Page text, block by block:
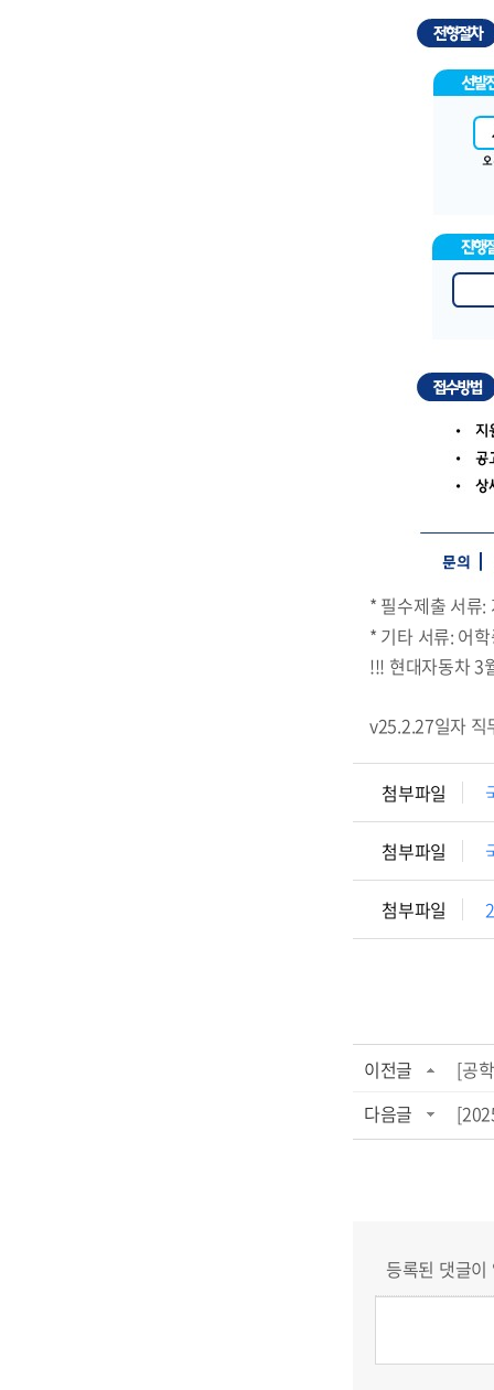
* 필수제출 서류
* 기타 서류: 어
!!! 현대자동차 3
v25.2.27일자 직
첨부파일
첨부파일
첨부파일
이전글
[공
다음글
등록된 댓글이